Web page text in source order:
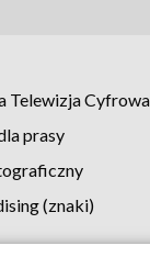
Telewizja Cyfrowa
prasy
(znaki)